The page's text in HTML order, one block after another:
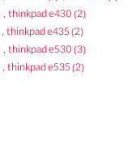
thinkpad e430(2)
,
thinkpad e435(2)
,
thinkpad e530(3)
,
thinkpad e535(2)
,